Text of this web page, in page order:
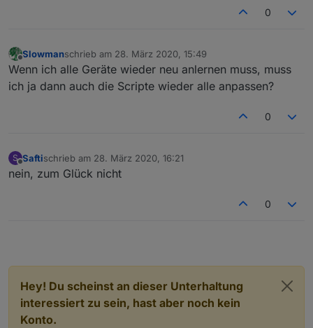
0
Offline
Slowmanschrieb am 28. März 2020, 15:49
zuletzt editiert von
Wenn ich alle Geräte wieder neu anlernen muss, muss
ich ja dann auch die Scripte wieder alle anpassen?
0
S
Offline
Saftischrieb am 28. März 2020, 16:21
zuletzt editiert von
nein, zum Glück nicht
0
Hey! Du scheinst an dieser Unterhaltung
interessiert zu sein, hast aber noch kein
Konto.